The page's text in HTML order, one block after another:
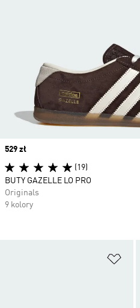
Price
529 zł
(19)
BUTY GAZELLE LO PRO
Originals
9 kolory